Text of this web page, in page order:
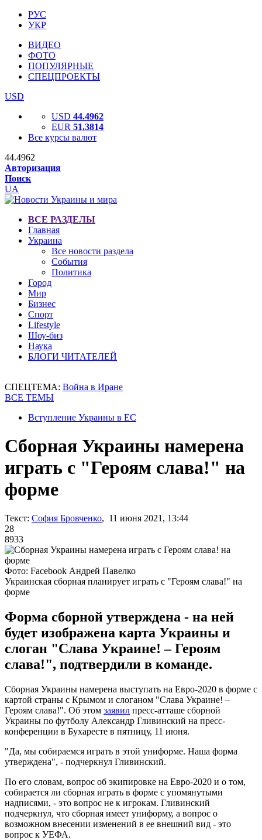
РУС
УКР
ВИДЕО
ФОТО
ПОПУЛЯРНЫЕ
СПЕЦПРОЕКТЫ
USD
USD 44.4962
EUR 51.3814
Все курсы валют
44.4962
Авторизация
Поиск
UA
ВСЕ РАЗДЕЛЫ
Главная
Украина
Все новости раздела
События
Политика
Город
Мир
Бизнес
Спорт
Lifestyle
Шоу-биз
Наука
БЛОГИ ЧИТАТЕЛЕЙ
СПЕЦТЕМА: Война в Иране
ВСЕ ТЕМЫ
Вступление Украины в ЕС
Сборная Украины намерена
играть с "Героям слава!" на
форме
Текст: София Бровченко, 11 июня 2021, 13:44
28
8933
Фото: Facebook Андрей Павелко
Украинская сборная планирует играть с "Героям слава!" на
форме
Форма сборной утверждена - на ней
будет изображена карта Украины и
слоган "Слава Украине! – Героям
слава!", подтвердили в команде.
Сборная Украины намерена выступать на Евро-2020 в форме с
картой страны с Крымом и слоганом "Слава Украине! –
Героям слава!". Об этом заявил пресс-атташе сборной
Украины по футболу Александр Гливинский на пресс-
конференции в Бухаресте в пятницу, 11 июня.
"Да, мы собираемся играть в этой униформе. Наша форма
утверждена", - подчеркнул Гливинский.
По его словам, вопрос об экипировке на Евро-2020 и о том,
собирается ли сборная играть в форме с упомянутыми
надписями, - это вопрос не к игрокам. Гливинский
подчеркнул, что сборная имеет униформу, а вопрос о
возможном внесении изменений в ее внешний вид - это
вопрос к УЕФА.